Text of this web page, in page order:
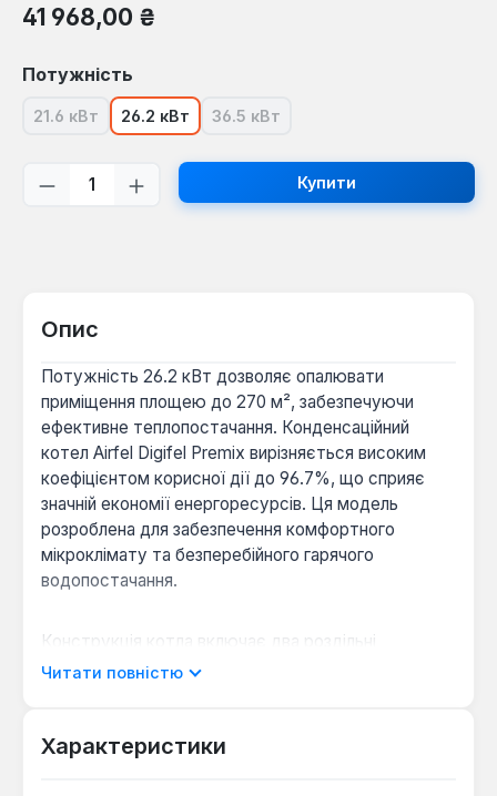
Звичайна ціна:
41 968,00 ₴
Виберіть
Потужність
21.6 кВт(Ця опція наразі недоступна.)
26.2 кВт 36.5 кВт(Ця опція наразі недоступна.)
Кількість товару: Введіть потрібну
Купити
Опис
Потужність 26.2 кВт дозволяє опалювати
приміщення площею до 270 м², забезпечуючи
ефективне теплопостачання. Конденсаційний
котел Airfel Digifel Premix вирізняється високим
коефіцієнтом корисної дії до 96.7%, що сприяє
значній економії енергоресурсів. Ця модель
розроблена для забезпечення комфортного
мікроклімату та безперебійного гарячого
водопостачання.
Конструкція котла включає два роздільні
теплообмінники, виготовлені з високоякісної
Premix-пальника забезпечує повне попереднє
Читати повністю
Характеристики